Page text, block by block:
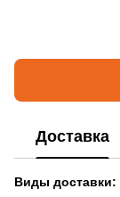
Доставка
Виды доставки: